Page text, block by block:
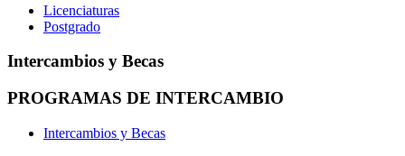
Licenciaturas
Postgrado
Intercambios y Becas
PROGRAMAS DE INTERCAMBIO
Intercambios y Becas